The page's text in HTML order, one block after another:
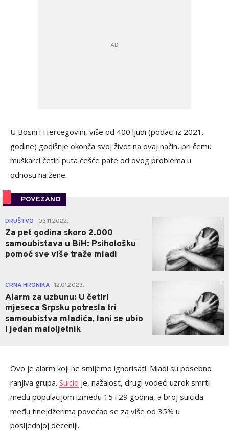
U Bosni i Hercegovini, više od 400 ljudi (podaci iz 2021.
godine) godišnje okonča svoj život na ovaj način, pri čemu
muškarci četiri puta češće pate od ovog problema u
odnosu na žene.
POVEZANO
DRUŠTVO 03.11.2022.
Za pet godina skoro 2.000
samoubistava u BiH: Psihološku
pomoć sve više traže mladi
1
CRNA HRONIKA 12.01.2023.
Alarm za uzbunu: U četiri
mjeseca Srpsku potresla tri
samoubistva mladića, lani se ubio
i jedan maloljetnik
0
Ovo je alarm koji ne smijemo ignorisati. Mladi su posebno
ranjiva grupa. Suicid je, nažalost, drugi vodeći uzrok smrti
među populacijom između 15 i 29 godina, a broj suicida
među tinejdžerima povećao se za više od 35% u
posljednjoj deceniji.